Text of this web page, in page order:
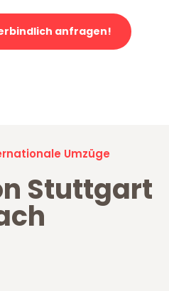
anfragen!
Umzüge
Stuttgart